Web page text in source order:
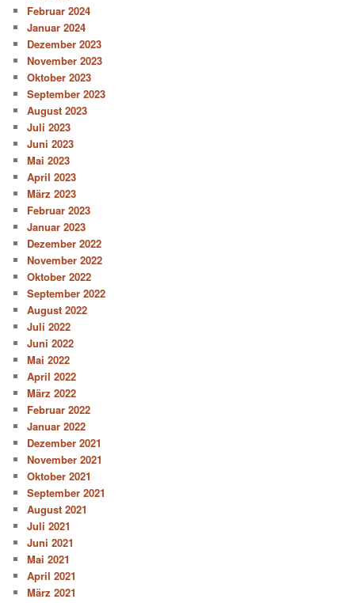
Februar 2024
Januar 2024
Dezember 2023
November 2023
Oktober 2023
September 2023
August 2023
Juli 2023
Juni 2023
Mai 2023
April 2023
März 2023
Februar 2023
Januar 2023
Dezember 2022
November 2022
Oktober 2022
September 2022
August 2022
Juli 2022
Juni 2022
Mai 2022
April 2022
März 2022
Februar 2022
Januar 2022
Dezember 2021
November 2021
Oktober 2021
September 2021
August 2021
Juli 2021
Juni 2021
Mai 2021
April 2021
März 2021